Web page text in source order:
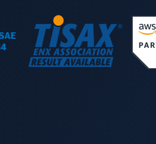
ンス基準を満たすように開発され
ーやサプライヤーは互換性のある